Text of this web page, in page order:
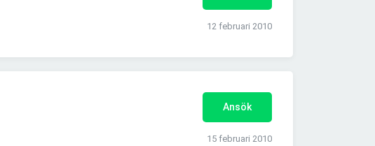
12 februari 2010
Ansök
15 februari 2010